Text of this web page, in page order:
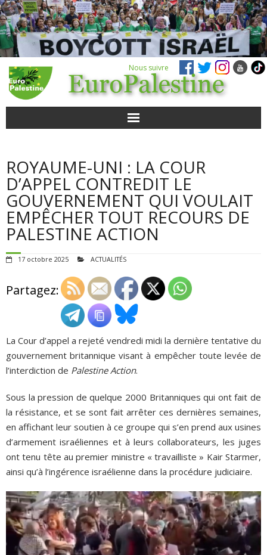
Nous suivre
POUR AGIR
AGENDA
VIDÉOS
QUI SOMMES-NOUS ?
ADHÉSIONS, DONS, CONTACT
ROYAUME-UNI : LA COUR
D’APPEL CONTREDIT LE
GOUVERNEMENT QUI VOULAIT
EMPÊCHER TOUT RECOURS DE
PALESTINE ACTION
17 octobre 2025 ACTUALITÉS
Partagez:
La Cour d’appel a rejeté vendredi midi la dernière tentative du
gouvernement britannique visant à empêcher toute levée de
l’interdiction de Palestine Action.
Sous la pression de quelque 2000 Britanniques qui ont fait de
la résistance, et se sont fait arrêter ces dernières semaines,
en affichant leur soutien à ce groupe qui s’en prend aux usines
d’armement israéliennes et à leurs collaborateurs, les juges
ont tenu tête au premier ministre « travailliste » Kair Starmer,
ainsi qu’à l’ingérence israélienne dans la procédure judiciaire.